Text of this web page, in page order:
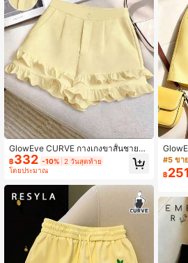
4.76 301K ผู้ติดตาม
4.76 301K ผู้ติดตาม
4.76 301K ผู้ติดตาม
4.76
GlowEve CURVE กางเกงขาสั้นชายระ
บายอเนกประสงค์ไซส์ใหญ่สำหรับผู้หญิ
ง
฿332 -10% 2 วันสุดท้าย
โดยประมาณ
ไซส์ใ
ลือง,
ง, เห
#5 ขา
฿251